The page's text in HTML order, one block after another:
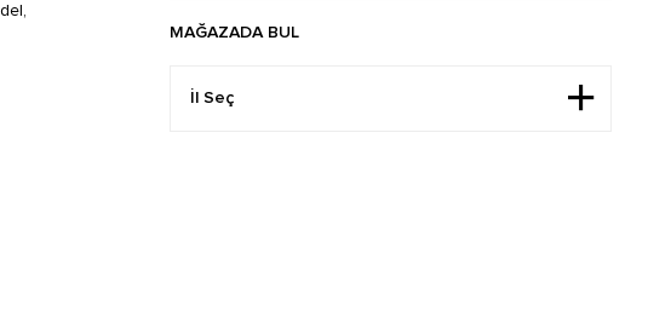
MAĞAZADA BUL